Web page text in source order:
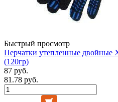
Быстрый просмотр
Перчатки утепленные
(120гр)
87 руб.
81.78 руб.